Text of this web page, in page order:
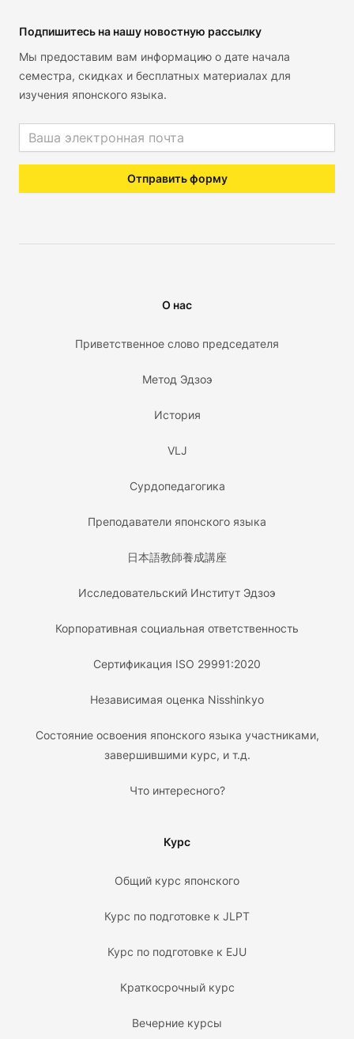
Подпишитесь на нашу новостную рассылку
Мы предоставим вам информацию о дате начала
семестра, скидках и бесплатных материалах для
изучения японского языка.
Email address
Отправить форму
О нас
Приветственное слово председателя
Метод Эдзоэ
История
VLJ
Сурдопедагогика
Преподаватели японского языка
日本語教師養成講座
Исследовательский Институт Эдзоэ
Корпоративная социальная ответственность
Сертификация ISO 29991:2020
Независимая оценка Nisshinkyo
Состояние освоения японского языка участниками,
завершившими курс, и т.д.
Что интересного?
Курс
Общий курс японского
Курс по подготовке к JLPT
Курс по подготовке к EJU
Краткосрочный курс
Вечерние курсы